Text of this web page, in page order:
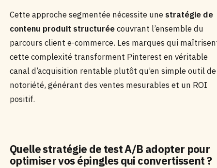
Cette approche segmentée nécessite une stratégie de
contenu produit structuréecouvrant l’ensemble du
parcours client e-commerce. Les marques qui
cette complexité transforment Pinterest en véritable
canal d’acquisition rentable plutôt qu’en simple outil de
notoriété, générant des ventes mesurables et un ROI
positif.
Quelle stratégie de test A/B adopter pour
optimiser vos épingles qui convertissent ?